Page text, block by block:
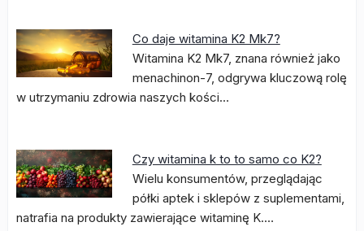
Co daje witamina K2 Mk7?
Witamina K2 Mk7, znana również jako
menachinon-7, odgrywa kluczową rolę
w utrzymaniu zdrowia naszych kości…
Czy witamina k to to samo co K2?
Wielu konsumentów, przeglądając
półki aptek i sklepów z suplementami,
natrafia na produkty zawierające witaminę K.…